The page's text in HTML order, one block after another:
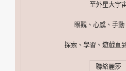
至外星大宇
眼觀、心感、手
探索、學習、遊戲直
聯絡麗莎